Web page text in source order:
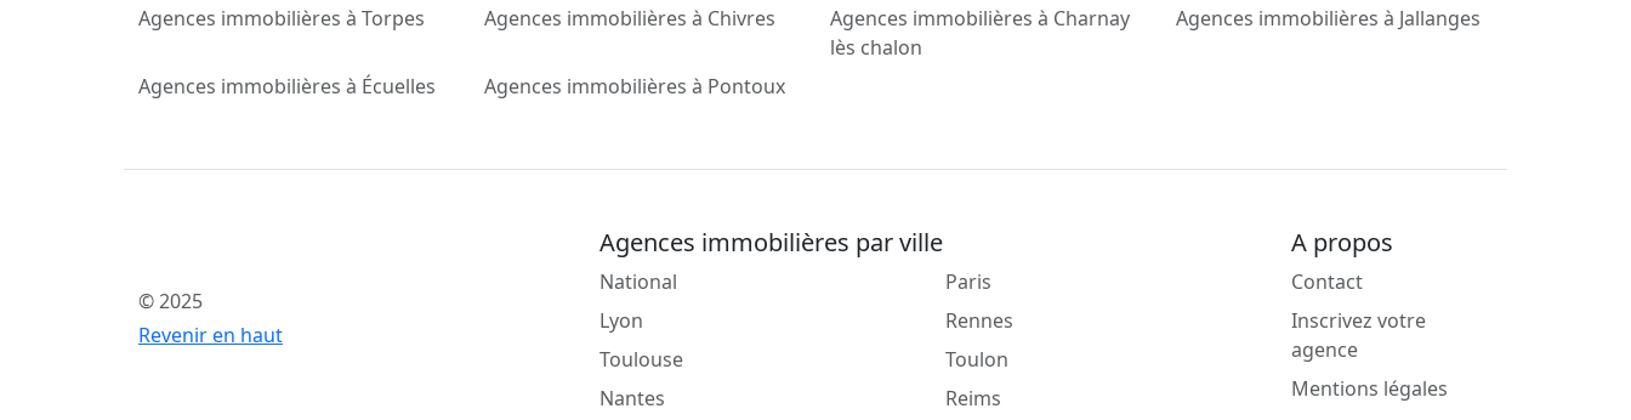
Agences immobilières à Torpes
Agences immobilières à Chivres
Agences immobilières à Charnay
lès chalon
Agences immobilières à Jallanges
Agences immobilières à Écuelles Agences immobilières à Pontoux
© 2025
Revenir en haut
Agences immobilières par ville
National
Lyon
Toulouse
Nantes
Paris
Rennes
Toulon
Reims
A propos
Contact
Inscrivez votre
agence
Mentions légales